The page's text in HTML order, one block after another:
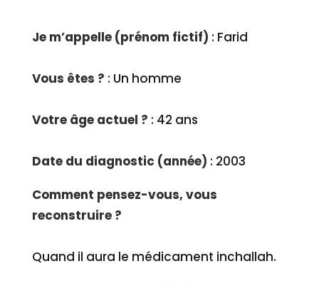
Je m’appelle (prénom fictif) : Farid
Vous êtes ? : Un homme
Votre âge actuel ? : 42 ans
Date du diagnostic (année) : 2003
Comment pensez-vous, vous
reconstruire ?
Quand il aura le médicament inchallah.